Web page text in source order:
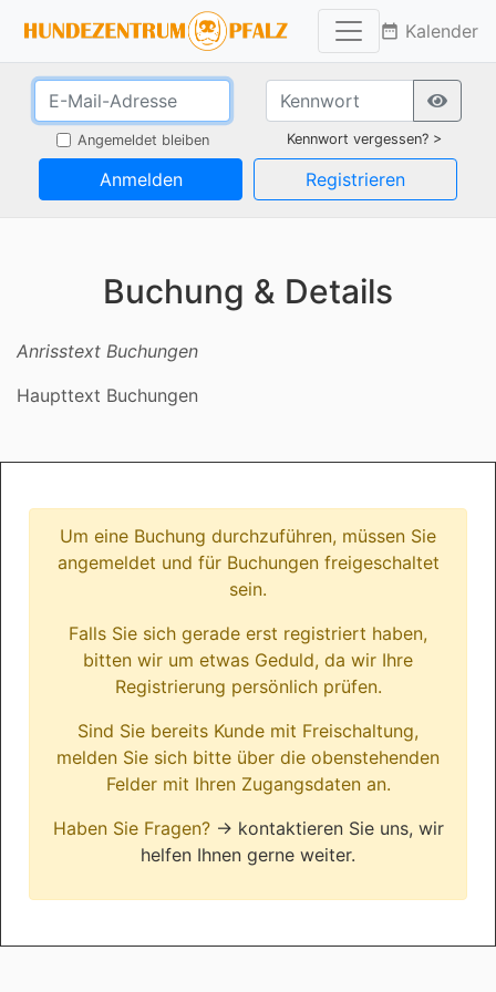
date_range Kalender
Angemeldet bleiben Kennwort vergessen? >
Anmelden Registrieren
Buchung & Details
Anrisstext Buchungen
Haupttext Buchungen
Um eine Buchung durchzuführen, müssen Sie
angemeldet und für Buchungen freigeschaltet
sein.
Falls Sie sich gerade erst registriert haben,
bitten wir um etwas Geduld, da wir Ihre
Registrierung persönlich prüfen.
Sind Sie bereits Kunde mit Freischaltung,
melden Sie sich bitte über die obenstehenden
Felder mit Ihren Zugangsdaten an.
Haben Sie Fragen? → kontaktieren Sie uns, wir
helfen Ihnen gerne weiter.